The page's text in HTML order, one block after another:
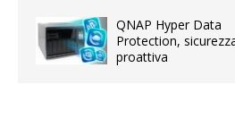
QNAP Hyper Data
Protection,
proattiva